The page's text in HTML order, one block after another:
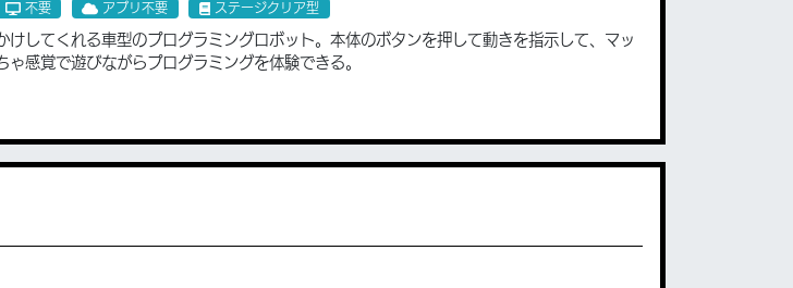
不要 アプリ不要 ステージクリア型
けしてくれる車型のプログラミングロボット。本体のボタンを押して動きを指示して、マッ
感覚で遊びながらプログラミングを体験できる。